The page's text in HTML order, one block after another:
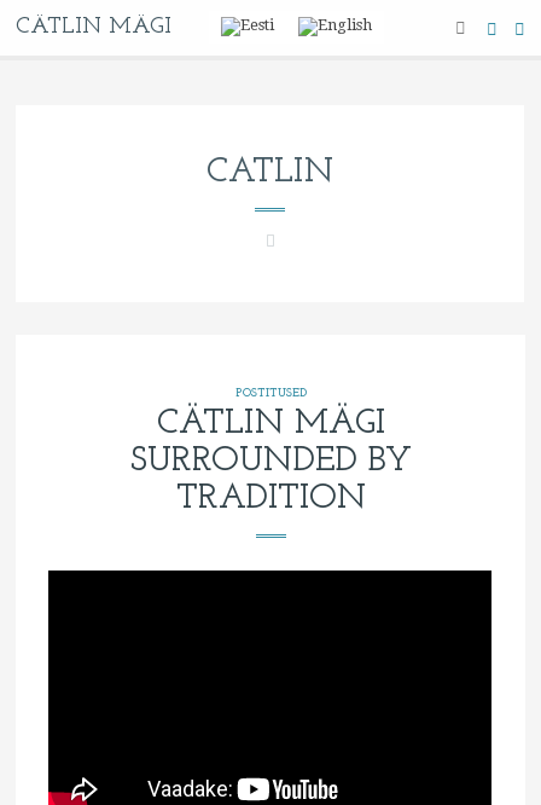
CÄTLIN MÄGI
CATLIN
POSTITUSED
CÄTLIN MÄGI
SURROUNDED BY
TRADITION